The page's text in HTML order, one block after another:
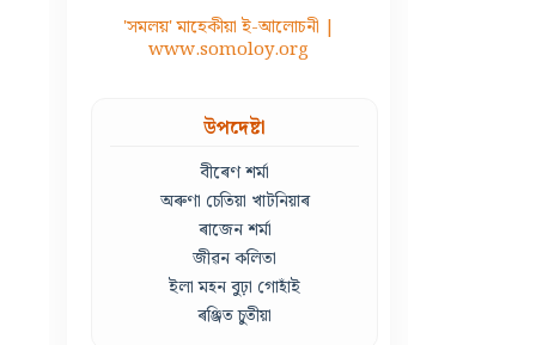
'সমলয়' মাহেকীয়া ই-আলোচনী |
www.somoloy.org
উপদেষ্টা
বীৰেণ শৰ্মা
অৰুণা চেতিয়া খাটনিয়াৰ
ৰাজেন শৰ্মা
জীৱন কলিতা
ইলা মহন বুঢ়া গোহাঁই
ৰঞ্জিত চুতীয়া